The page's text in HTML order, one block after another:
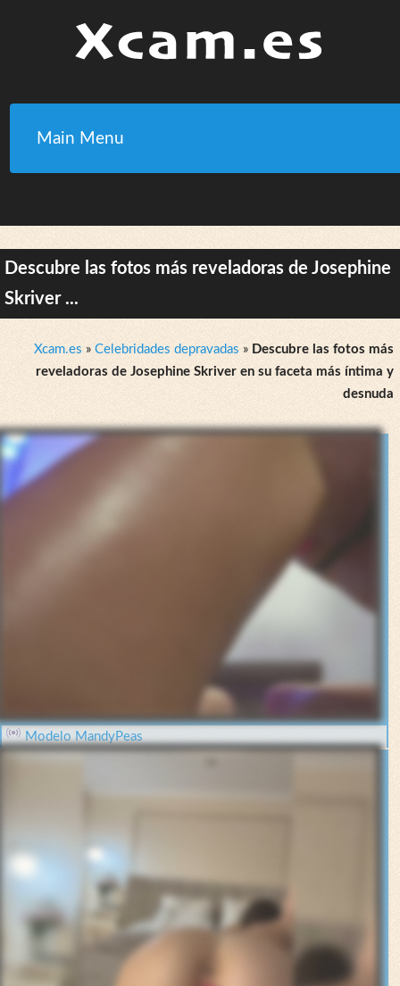
Main Menu
Descubre las fotos más reveladoras de Josephine
Skriver ...
Xcam.es » Celebridades depravadas » Descubre las fotos más
reveladoras de Josephine Skriver en su faceta más íntima y
desnuda
Modelo MandyPeas